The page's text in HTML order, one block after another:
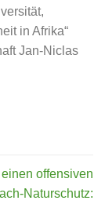
in Afrika“
Jan-Niclas
einen offensiven
Naturschutz: